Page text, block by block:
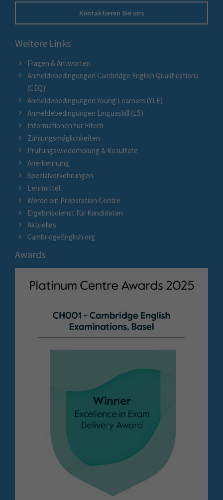
Kontaktieren Sie uns
Weitere Links
Fragen & Antworten
Anmeldebedingungen Cambridge English Qualifications
(CEQ)
Anmeldebedingungen Young Learners (YLE)
Anmeldebedingungen Linguaskill (LS)
Informationen für Eltern
Zahlungsmöglichkeiten
Prüfungswiederholung & Resultate
Anerkennung
Spezialvorkehrungen
Lehrmittel
Werde ein Preparation Centre
Ergebnisdienst für Kandidaten
Aktuelles
CambridgeEnglish.org
Awards